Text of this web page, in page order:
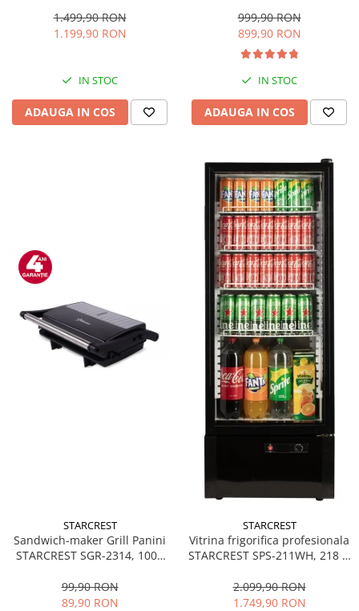
Iluminare LED, Termostat
Reglabil, H 147 cm, Negru
1.499,90 RON
1.199,90 RON
IN STOC
ADAUGA IN COS
83.2 cm, Negru
999,90 RON
899,90 RON
IN STOC
ADAUGA IN COS
STARCREST
Sandwich-maker Grill Panini
STARCREST SGR-2314, 1000
Deschidere 180°, Suprafata
de gatire 23 x 14 cm, Negru
99,90 RON
89,90 RON
STARCREST
Vitrina frigorifica profesionala
STARCREST SPS-211WH, 218 L,
LED, H 141 cm, Negru
2.099,90 RON
1.749,90 RON